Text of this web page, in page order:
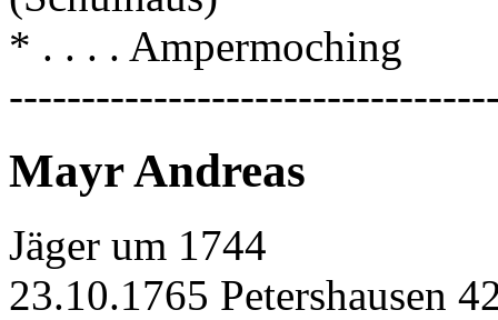
* . . . . Ampermoching
Mayr Andreas
Jäger um 1744
23.10.1765 Petershausen